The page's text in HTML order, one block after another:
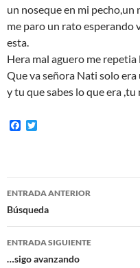
un noseque en mi pecho,un
me paro un rato esperando
esta.
Hera mal aguero me repetia
Que va señora Nati solo era
y tu que sabes lo que era ,tu
F
o
o
e
r
Navegación
de
entradas
ENTRADA ANTERIOR
Búsqueda
ENTRADA SIGUIENTE
…sigo avanzando